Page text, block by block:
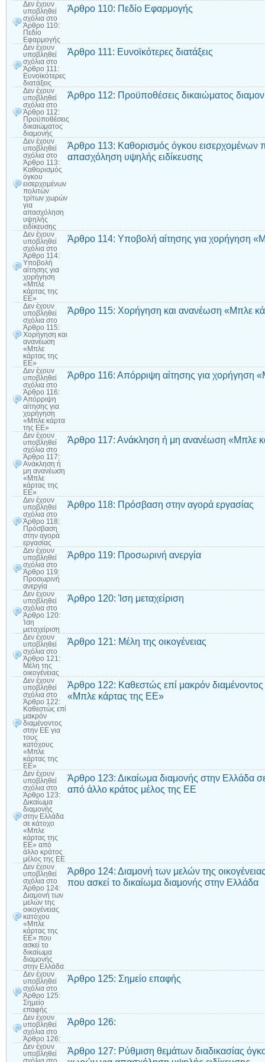
Δεν έχουν
υποβληθεί
σχόλια στο
Άρθρο 110:
Πεδίο
Εφαρμογής
Άρθρο 110: Πεδίο Εφαρμογής
Δεν έχουν
υποβληθεί
σχόλια στο
Άρθρο 111:
Ευνοϊκότερες
διατάξεις
Άρθρο 111: Ευνοϊκότερες διατάξεις
Δεν έχουν
υποβληθεί
σχόλια στο
Άρθρο 112:
Προϋποθέσεις
δικαιώματος
διαμονής
Άρθρο 112: Προϋποθέσεις δικαιώματος
Δεν έχουν
υποβληθεί
σχόλια στο
Άρθρο 113:
Καθορισμός
όγκου
εισερχομένων
πολιτών
τρίτων χωρών
για
απασχόληση
υψηλής
ειδίκευσης
Άρθρο 113: Καθορισμός όγκου εισερχομένων
απασχόληση υψηλής ειδίκευσης
Δεν έχουν
υποβληθεί
σχόλια στο
Άρθρο 114:
Υποβολή
αίτησης για
χορήγηση
«Μπλε
κάρτας της
ΕΕ»
Άρθρο 114: Υποβολή αίτησης για χορήγηση
Δεν έχουν
υποβληθεί
σχόλια στο
Άρθρο 115:
Χορήγηση και
ανανέωση
«Μπλε
κάρτας της
ΕΕ»
Άρθρο 115: Χορήγηση και ανανέωση «Μπλε
Δεν έχουν
υποβληθεί
σχόλια στο
Άρθρο 116:
Απόρριψη
αίτησης για
χορήγηση
«Μπλε κάρτα
της ΕΕ»
Άρθρο 116: Απόρριψη αίτησης για χορήγηση
Δεν έχουν
υποβληθεί
σχόλια στο
Άρθρο 117:
Ανάκληση ή
μη ανανέωση
«Μπλε
κάρτας της
ΕΕ»
Άρθρο 117: Ανάκληση ή μη ανανέωση «Μπλε
Δεν έχουν
υποβληθεί
σχόλια στο
Άρθρο 118:
Πρόσβαση
στην αγορά
εργασίας
Άρθρο 118: Πρόσβαση στην αγορά εργασίας
Δεν έχουν
υποβληθεί
σχόλια στο
Άρθρο 119:
Προσωρινή
ανεργία
Άρθρο 119: Προσωρινή ανεργία
Δεν έχουν
υποβληθεί
σχόλια στο
Άρθρο 120:
Ίση
μεταχείριση
Άρθρο 120: Ίση μεταχείριση
Δεν έχουν
υποβληθεί
σχόλια στο
Άρθρο 121:
Μέλη της
οικογένειας
Άρθρο 121: Μέλη της οικογένειας
Δεν έχουν
υποβληθεί
σχόλια στο
Άρθρο 122:
Καθεστώς επί
μακρόν
διαμένοντος
στην ΕΕ για
τους
κατόχους
«Μπλε
κάρτας της
ΕΕ»
Άρθρο 122: Καθεστώς επί μακρόν
«Μπλε κάρτας της ΕΕ»
Δεν έχουν
υποβληθεί
σχόλια στο
Άρθρο 123:
Δικαίωμα
διαμονής
στην Ελλάδα
σε κάτοχο
«Μπλε
κάρτας της
ΕΕ» από
άλλο κράτος
μέλος της ΕΕ
Άρθρο 123: Δικαίωμα διαμονής στην Ελλάδα
από άλλο κράτος μέλος της ΕΕ
Δεν έχουν
υποβληθεί
σχόλια στο
Άρθρο 124:
Διαμονή των
μελών της
οικογένειας
κατόχου
«Μπλε
κάρτας της
ΕΕ» που
ασκεί το
δικαίωμα
διαμονής
στην Ελλάδα
Άρθρο 124: Διαμονή των μελών της
που ασκεί το δικαίωμα διαμονής στην Ελλάδα
Δεν έχουν
υποβληθεί
σχόλια στο
Άρθρο 125:
Σημείο
επαφής
Άρθρο 125: Σημείο επαφής
Δεν έχουν
υποβληθεί
σχόλια στο
Άρθρο 126:
Άρθρο 126:
Δεν έχουν
υποβληθεί
Άρθρο 127: Ρύθμιση θεμάτων διαδικασίας